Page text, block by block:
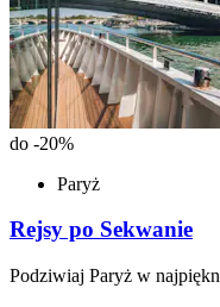
do -20%
Paryż
Rejsy po Sekwanie
Podziwiaj Paryż w